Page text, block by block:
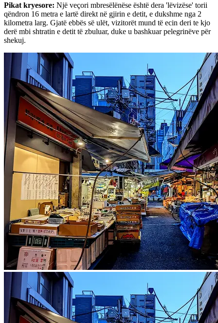
Pikat kryesore: Një veçori mbresëlënëse është dera 'lëvizëse' torii
qëndron 16 metra e lartë direkt në gjirin e detit, e dukshme nga 2
kilometra larg. Gjatë ebbës së ulët, vizitorët mund të ecin deri te kjo
derë mbi shtratin e detit të zbuluar, duke u bashkuar pelegrinëve për
shekuj.